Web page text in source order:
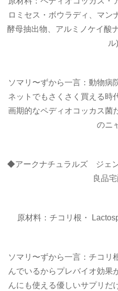
ロミセス・ボウラディ、マン
酵母抽出物、アルミノケイ酸
ル)
ソマリ〜ずから一言：動物病
ネットでもさくさく買える時
画期的なペディオコッカス菌
のニ
◆アークナチュラルズ ジェ
良品
原材料：チコリ根・
ソマリ〜ずから一言：チコリ
んでいるからプレバイオ効果
んにも使える優しいサプリだ